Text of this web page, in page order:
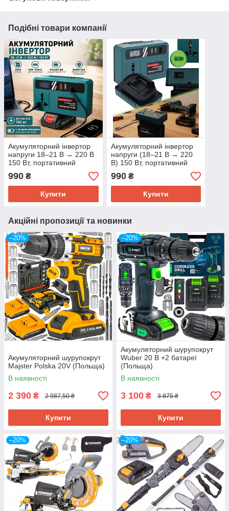
Подібні товари компанії
Акумуляторний інвертор
напруги 18–21 В → 220 В
150 Вт, портативний
адаптер для акумулятора
з USB та USB-C для
заряджання пристроїв
990 ₴
Купити
Акумуляторний інвертор
напруги (18–21 В → 220
В) 150 Вт, портативний
акумулятор для
заряджання пристроїв
(USB, USB-C)
990₴
Купити
Акційні пропозиції та новинки
–20%
Акумуляторний шурупокрут
Majster Polska 20V (Польща)
В наявності
2 390 ₴ 2 987,50 ₴
Купити
–20%
Акумуляторний шурупокрут
Wuber 20 В +2 батареї
(Польща)
В наявності
3 100 ₴ 3 875 ₴
Купити
–20% –20%